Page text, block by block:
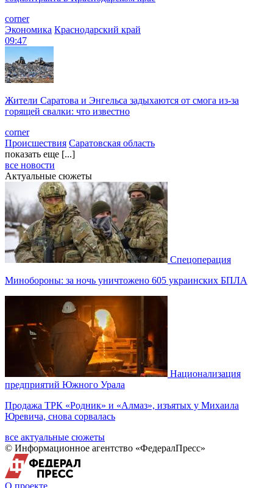
corner
Экономика Краснодарский край
09:47
Жители Саратова и Энгельса задыхаются от смога из-за
горящей свалки: что известно
corner
Происшествия Саратовская область
показать еще [...]
все новости
Актуальные сюжеты
Спецоперация
Минобороны: за ночь уничтожено 605 украинских БПЛА
Национализация
предприятий Южного Урала
Продажа ТРК «Родник» и «Алмаз», изъятых у Михаила
Юревича, снова сорвалась
все актуальные сюжеты
© Информационное агентство «ФедералПресс»
О проекте